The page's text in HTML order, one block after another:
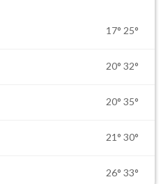
17° 25°
20° 32°
20° 35°
21° 30°
26° 33°